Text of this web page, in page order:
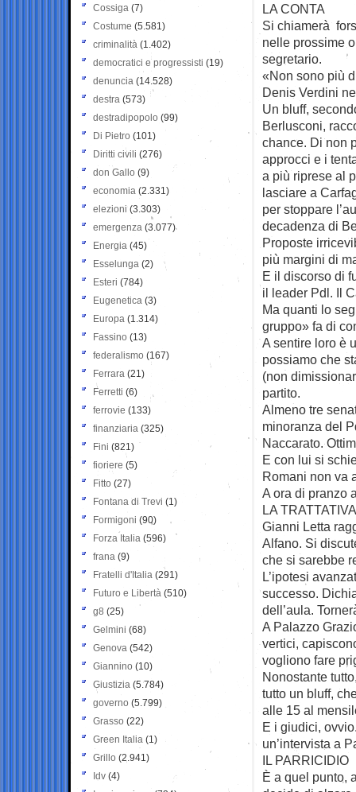
LA CONTA
Si chiamerà
nelle prossime
segretario.
«Non sono più
Denis Verdini
Un bluff,
Berlusconi,
chance. Di non
approcci e i
a più riprese al
lasciare a
per stoppare
decadenza di
Proposte
più margini di
E il discorso di
il leader Pdl. Il
Ma quanti lo
gruppo» fa di
A sentire loro è
possiamo che
(non
partito.
Almeno tre
minoranza del
Naccarato.
E con lui si
Romani non va
A ora di pranzo
LA TRATTATIVA
Gianni Letta
Alfano. Si
che si sarebbe
L’ipotesi
successo.
dell’aula.
A Palazzo
vertici,
vogliono fare
Nonostante
tutto un bluff,
alle 15 al
E i giudici,
un’intervista a
IL PARRICIDIO
È a quel punto,
Cossiga (7)
Costume (5.581)
criminalità (1.402)
democratici e progressisti (19)
denuncia (14.528)
destra (573)
destradipopolo (99)
Di Pietro (101)
Diritti civili (276)
don Gallo (9)
economia (2.331)
elezioni (3.303)
emergenza (3.077)
Energia (45)
Esselunga (2)
Esteri (784)
Eugenetica (3)
Europa (1.314)
Fassino (13)
federalismo (167)
Ferrara (21)
Ferretti (6)
ferrovie (133)
finanziaria (325)
Fini (821)
fioriere (5)
Fitto (27)
Fontana di Trevi (1)
Formigoni (90)
Forza Italia (596)
frana (9)
Fratelli d'Italia (291)
Futuro e Libertà (510)
g8 (25)
Gelmini (68)
Genova (542)
Giannino (10)
Giustizia (5.784)
governo (5.799)
Grasso (22)
Green Italia (1)
Grillo (2.941)
Idv (4)